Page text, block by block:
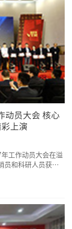
大会 核心
上演
工作动员大会在溢
员和科研人员获得
主题的鸡年春晚